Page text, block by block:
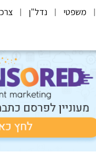
משפטי נדל"ן